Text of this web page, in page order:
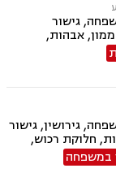
גישור
אבהות,
חוק הנוער,
חטיפת ילדים,
מין, הטרדה
במשפחה, ייצוג
גירושין, גישור
חלוקת רכוש,
חד מינית,
במשפחה